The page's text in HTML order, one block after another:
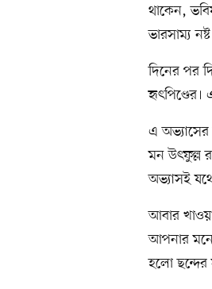
থাকেন,
ভারসাম্য
দিনের পর
হৃৎপিণ্ডের।
এ অভ্যাসের
মন উৎফুল্ল
অভ্যাসই
আবার
আপনার
হলো ছন্দের